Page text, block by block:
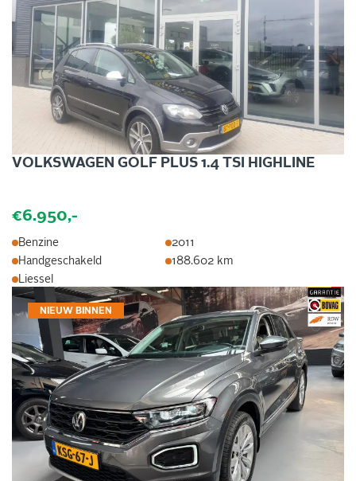
VOLKSWAGEN GOLF PLUS 1.4 TSI HIGHLINE
€6.950,-
Benzine
2011
Handgeschakeld
188.602 km
Liessel
NIEUW BINNEN